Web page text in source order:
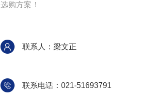
选购方案！
联系人：梁文正
联系电话：021-51693791